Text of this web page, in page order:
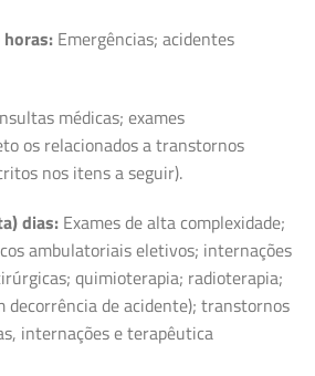
Emergências; acidentes
médicas; exames
os relacionados a transtornos
nos itens a seguir).
dias: Exames de alta complexidade;
ambulatoriais eletivos; internações
quimioterapia; radioterapia;
decorrência de acidente); transtornos
internações e terapêutica